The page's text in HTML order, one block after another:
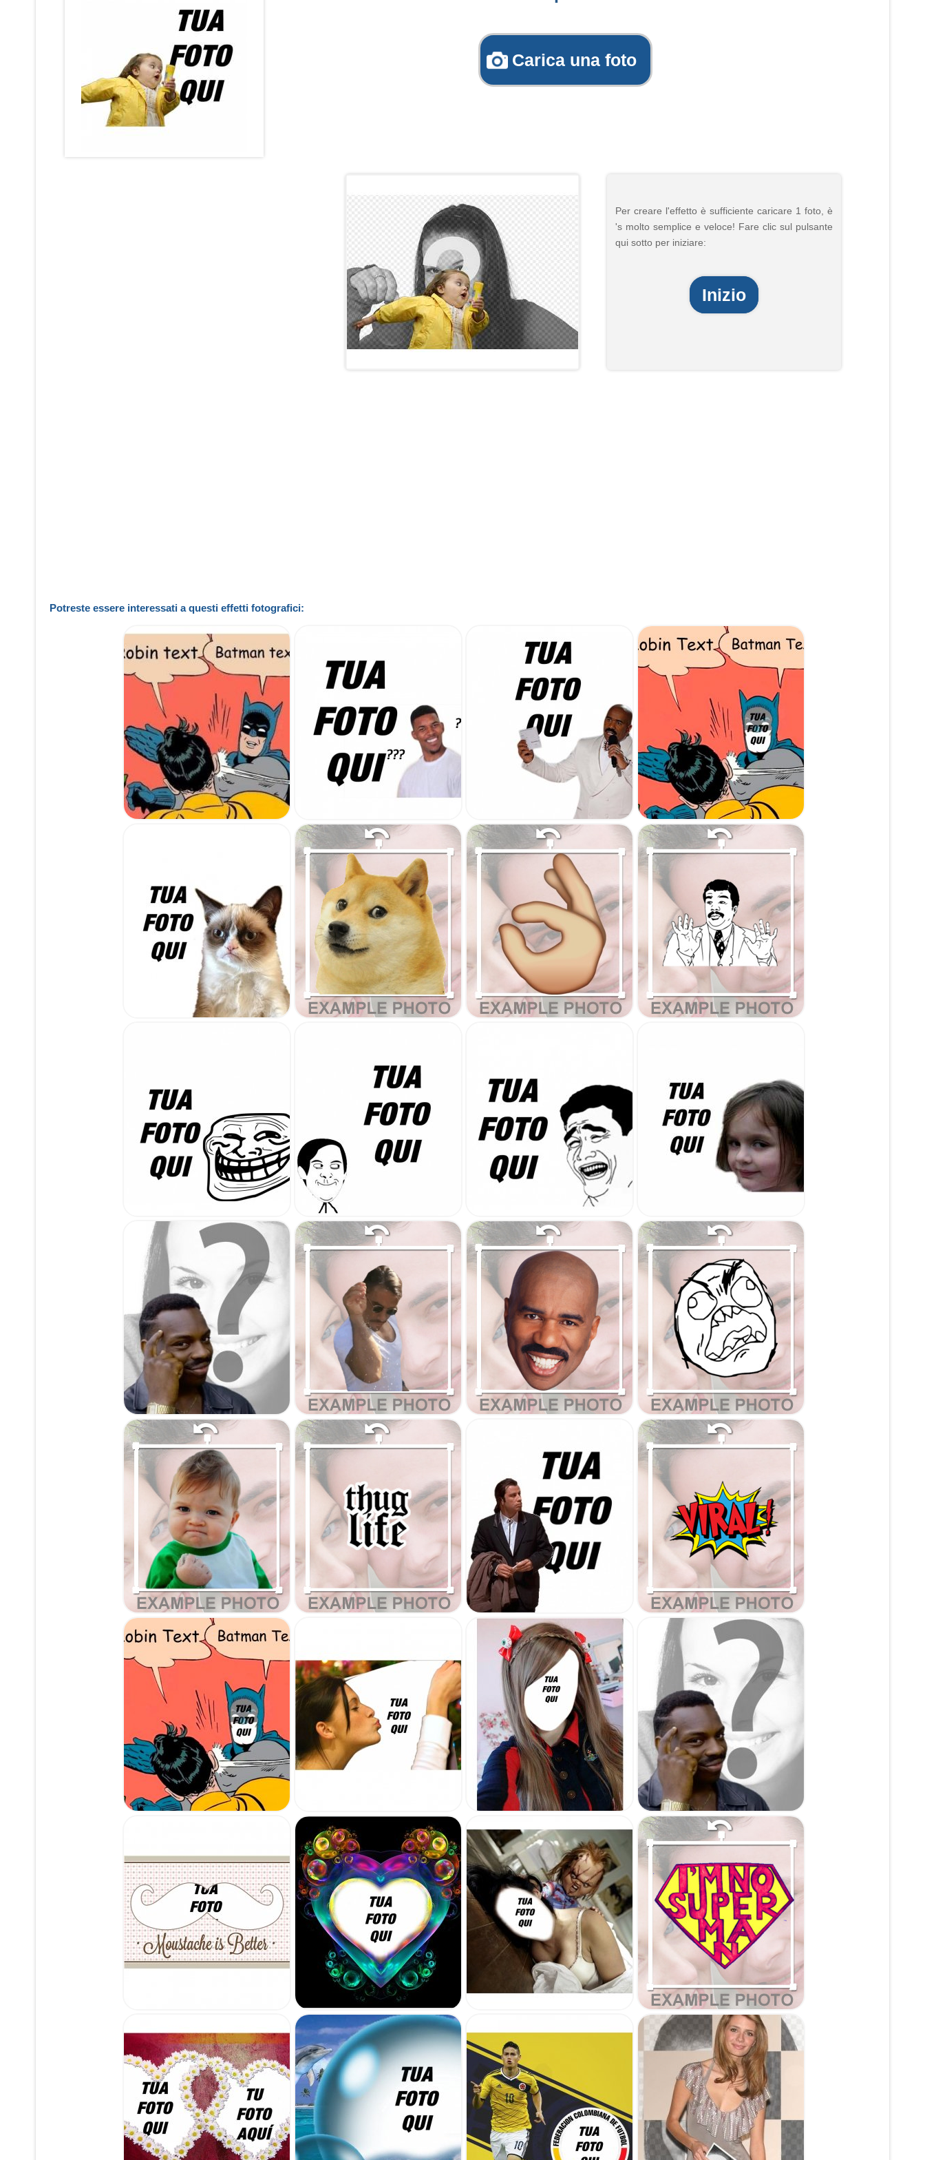
Carica una foto
Per creare l'effetto è sufficiente caricare 1 foto, è
's molto semplice e veloce! Fare clic sul pulsante
qui sotto per iniziare:
Inizio
Potreste essere interessati a questi effetti fotografici: